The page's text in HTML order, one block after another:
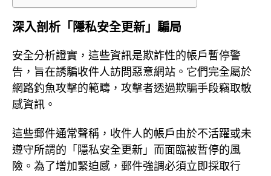
深入剖析「隱私安全更新」騙局
安全分析證實，這些資訊是欺詐性的帳戶暫停警
告，旨在誘騙收件人訪問惡意網站。它們完全屬於
網路釣魚攻擊的範疇，攻擊者透過欺騙手段竊取敏
感資訊。
這些郵件通常聲稱，收件人的帳戶由於不活躍或未
遵守所謂的「隱私安全更新」而面臨被暫停的風
險。為了增加緊迫感，郵件強調必須立即採取行